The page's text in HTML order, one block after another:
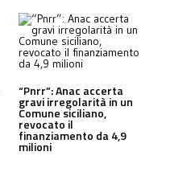
“Pnrr”: Anac accerta
gravi irregolarità in un
Comune siciliano,
revocato il
finanziamento da 4,9
milioni